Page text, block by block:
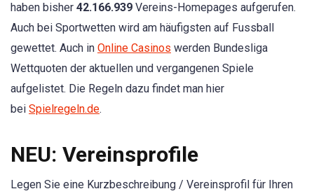
haben bisher 42.166.939 Vereins-Homepages aufgerufen.
Auch bei Sportwetten wird am häufigsten auf Fussball
gewettet. Auch in Online Casinos werden Bundesliga
Wettquoten der aktuellen und vergangenen Spiele
aufgelistet. Die Regeln dazu findet man hier
bei Spielregeln.de.
NEU: Vereinsprofile
Legen Sie eine Kurzbeschreibung / Vereinsprofil für Ihren